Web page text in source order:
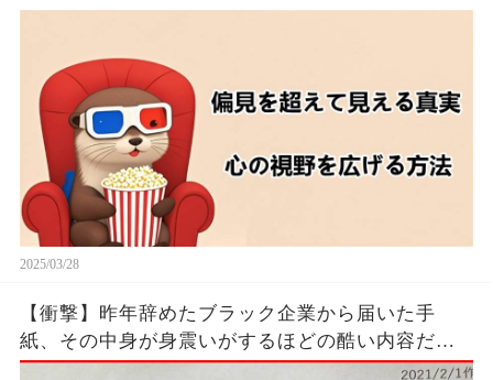
2025/03/28
【衝撃】昨年辞めたブラック企業から届いた手
紙、その中身が身震いがするほどの酷い内容だっ
た…...